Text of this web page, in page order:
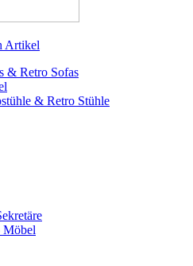
Artikel
& Retro Sofas
& Retro Stühle
Möbel